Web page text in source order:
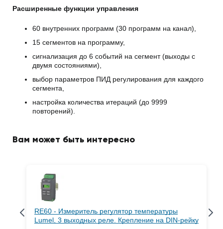
Расширенные функции управления
60 внутренних программ (30 программ на канал),
15 сегментов на программу,
сигнализация до 6 событий на сегмент (выходы с
двумя состояниями),
выбор параметров ПИД регулирования для каждого
сегмента,
настройка количества итераций (до 9999
повторений).
Вам может быть интересно
RE60 - Измеритель регулятор температуры
Lumel, 3 выходных реле. Крепление на DIN-рейку